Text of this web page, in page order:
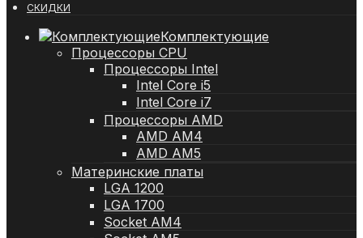
СКИДКИ
Комплектующие
Процессоры CPU
Процессоры Intel
Intel Core i5
Intel Core i7
Процессоры AMD
AMD AM4
AMD AM5
Материнские платы
LGA 1200
LGA 1700
Socket AM4